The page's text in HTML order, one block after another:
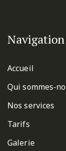
Navigation
Accueil
Qui sommes-
Nos services
Tarifs
Galerie